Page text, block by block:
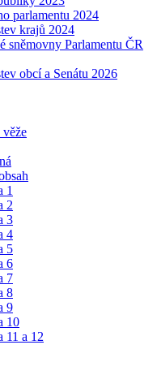
parlamentu 2024
krajů 2024
sněmovny Parlamentu ČR
obcí a Senátu 2026
1
2
3
4
5
6
7
8
9
10
11 a 12